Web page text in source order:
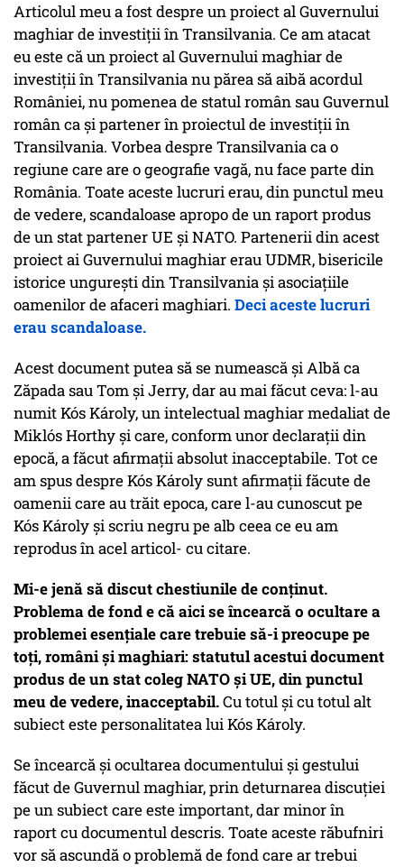
Articolul meu a fost despre un proiect al Guvernului
maghiar de investiții în Transilvania. Ce am atacat
eu este că un proiect al Guvernului maghiar de
investiții în Transilvania nu părea să aibă acordul
României, nu pomenea de statul român sau Guvernul
român ca și partener în proiectul de investiții în
Transilvania. Vorbea despre Transilvania ca o
regiune care are o geografie vagă, nu face parte din
România. Toate aceste lucruri erau, din punctul meu
de vedere, scandaloase apropo de un raport produs
de un stat partener UE și NATO. Partenerii din acest
proiect ai Guvernului maghiar erau UDMR, bisericile
istorice ungurești din Transilvania și asociațiile
oamenilor de afaceri maghiari. Deci aceste lucruri
erau scandaloase.
Acest document putea să se numească și Albă ca
Zăpada sau Tom și Jerry, dar au mai făcut ceva: l-au
numit Kós Károly, un intelectual maghiar medaliat de
Miklós Horthy și care, conform unor declarații din
epocă, a făcut afirmații absolut inacceptabile. Tot ce
am spus despre Kós Károly sunt afirmații făcute de
oamenii care au trăit epoca, care l-au cunoscut pe
Kós Károly și scriu negru pe alb ceea ce eu am
reprodus în acel articol- cu citare.
Mi-e jenă să discut chestiunile de conținut.
Problema de fond e că aici se încearcă o ocultare a
problemei esențiale care trebuie să-i preocupe pe
toți, români și maghiari: statutul acestui document
produs de un stat coleg NATO și UE, din punctul
meu de vedere, inacceptabil.Cu totul și cu totul alt
subiect este personalitatea lui Kós Károly.
Se încearcă și ocultarea documentului și gestului
făcut de Guvernul maghiar, prin deturnarea discuției
pe un subiect care este important, dar minor în
raport cu documentul descris. Toate aceste răbufniri
vor să ascundă o problemă de fond care ar trebui